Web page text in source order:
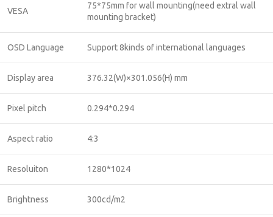
VESA
75*75mm for wall mounting(need extral wall
mounting bracket)
OSD Language Support 8kinds of international languages
Display area 376.32(W)×301.056(H) mm
Pixel pitch 0.294*0.294
Aspect ratio 4:3
Resoluiton 1280*1024
Brightness 300cd/m2